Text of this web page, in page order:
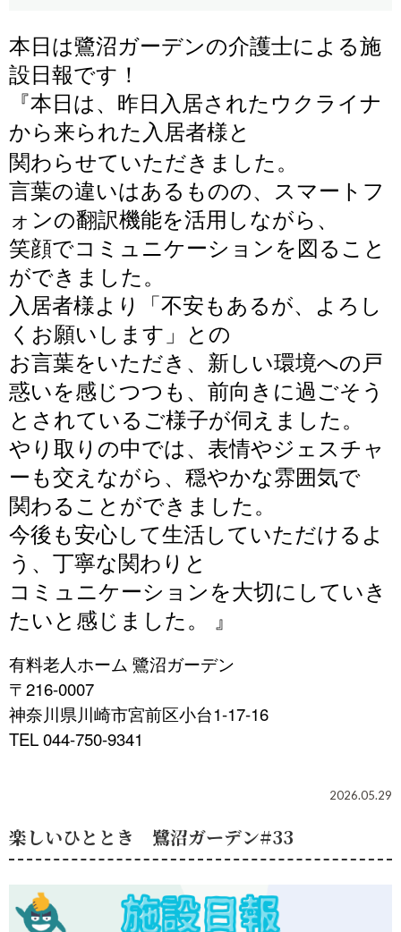
本日は鷺沼ガーデンの介護士による施
設日報です！
『本日は、昨日入居されたウクライナ
から来られた入居者様と
関わらせていただきました。
言葉の違いはあるものの、スマートフ
ォンの翻訳機能を活用しながら、
笑顔でコミュニケーションを図ること
ができました。
入居者様より「不安もあるが、よろし
くお願いします」との
お言葉をいただき、新しい環境への戸
惑いを感じつつも、前向きに過ごそう
とされているご様子が伺えました。
やり取りの中では、表情やジェスチャ
ーも交えながら、穏やかな雰囲気で
関わることができました。
今後も安心して生活していただけるよ
う、丁寧な関わりと
コミュニケーションを大切にしていき
たいと感じました。
』
有料老人ホーム 鷺沼ガーデン
〒216-0007
神奈川県川崎市宮前区小台1-17-16
TEL 044-750-9341
2026.05.29
楽しいひととき 鷺沼ガーデン#33